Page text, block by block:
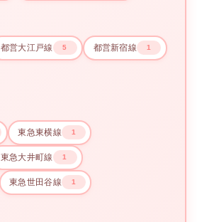
都営大江戸線 5 都営新宿線 1
東急東横線 1
東急大井町線 1
東急世田谷線 1